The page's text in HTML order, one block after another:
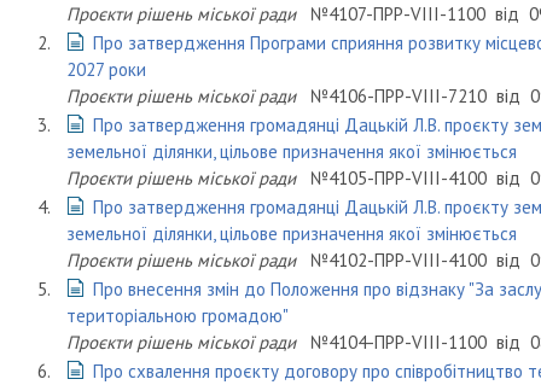
Проєкти рішень міської ради
№4107-ПРР-VIII-1100 від
2.
Про затвердження Програми сприяння розвитку
2027 роки
Проєкти рішень міської ради
№4106-ПРР-VIII-7210 від
3.
Про затвердження громадянці Дацькій Л.В. проєкту
земельної ділянки, цільове призначення якої змінюється
Проєкти рішень міської ради
№4105-ПРР-VIII-4100 від
4.
Про затвердження громадянці Дацькій Л.В. проєкту
земельної ділянки, цільове призначення якої змінюється
Проєкти рішень міської ради
№4102-ПРР-VIII-4100 від
5.
Про внесення змін до Положення про відзнаку "За
територіальною громадою"
Проєкти рішень міської ради
№4104-ПРР-VIII-1100 від
6.
Про схвалення проєкту договору про співробітництво